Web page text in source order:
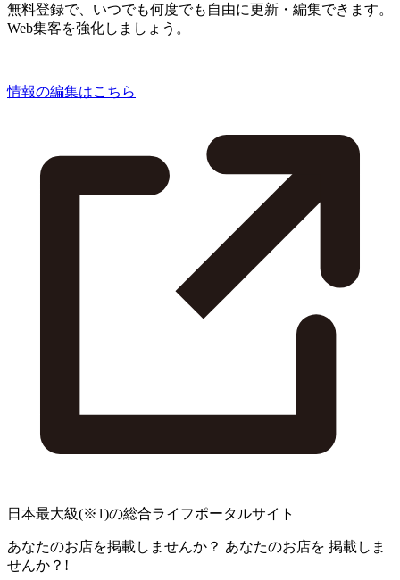
無料登録で、いつでも何度でも自由に更新・編集できます。
Web集客を強化しましょう。
情報の編集はこちら
日本最大級(※1)の総合ライフポータルサイト
あなたのお店を掲載しませんか？ あなたのお店を 掲載しま
せんか？!